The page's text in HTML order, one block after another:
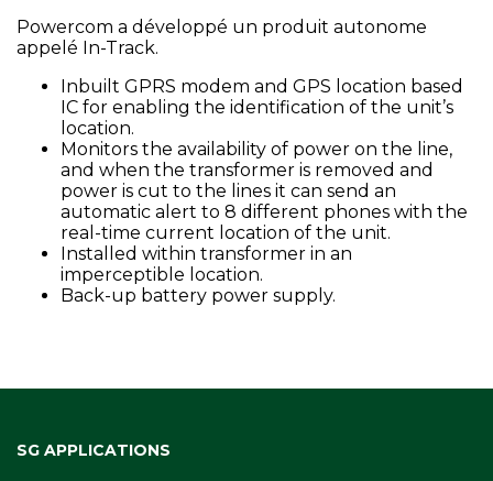
Powercom a développé un produit autonome
appelé In-Track.
Inbuilt GPRS modem and GPS location based
IC for enabling the identification of the unit’s
location.
Monitors the availability of power on the line,
and when the transformer is removed and
power is cut to the lines it can send an
automatic alert to 8 different phones with the
real-time current location of the unit.
Installed within transformer in an
imperceptible location.
Back-up battery power supply.
SG APPLICATIONS